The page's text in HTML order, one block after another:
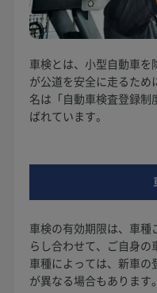
車検とは、小型自動車を
が公道を安全に走るた
名は「自動車検査登録制
ばれています。
車検の有効期限は、車種
らし合わせて、ご自身の
車種によっては、新車
が異なる場合もあります。